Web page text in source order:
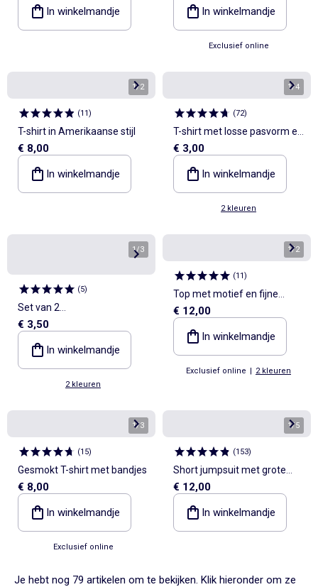
In winkelmandje
In winkelmandje
Exclusief online
1/2
(11)
T-shirt in Amerikaanse stijl
€ 8,00
In winkelmandje
1/4
(72)
T-shirt met losse pasvorm en
print op rug & borst
€ 3,00
In winkelmandje
2 kleuren
1/3
(5)
Set van 2
krokodillenklemmen met
strikken
€ 3,50
In winkelmandje
2 kleuren
1/2
(11)
Top met motief en fijne
schouderbandjes
€ 12,00
In winkelmandje
Exclusief online | 2 kleuren
1/3
(15)
Gesmokt T-shirt met bandjes
€ 8,00
In winkelmandje
Exclusief online
1/5
(153)
Short jumpsuit met grote
geborduurde bloemen
€ 12,00
In winkelmandje
Je hebt nog 79 artikelen om te bekijken. Klik hieronder om ze